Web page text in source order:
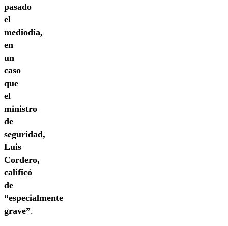
pasado
el
mediodía,
en
un
caso
que
el
ministro
de
seguridad,
Luis
Cordero,
calificó
de
“especialmente
grave”.